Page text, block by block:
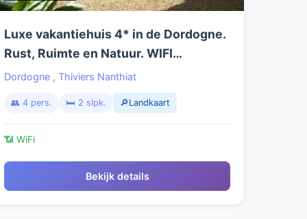
Luxe vakantiehuis 4* in de Dordogne.
Rust, Ruimte en Natuur. WIFI
(glasvezel) NL.TV, Luxe Boxsprings
Dordogne , Thiviers Nanthiat
👥 4 pers. 🛏️ 2 slpk. 🔎Landkaart
📶 WiFi
Bekijk details